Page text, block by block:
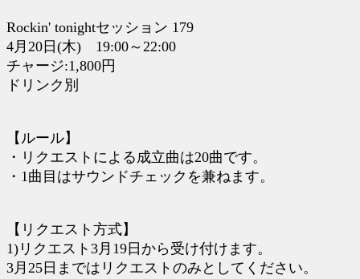
Rockin' tonightセッション 179
4月20日(木) 19:00～22:00
チャージ:1,800円
ドリンク別
【ルール】
・リクエストによる成立曲は20曲です。
・1曲目はサウンドチェックを兼ねます。
【リクエスト方式】
1)リクエスト3月19日から受け付けます。
3月25日まではリクエストのみとしてください。